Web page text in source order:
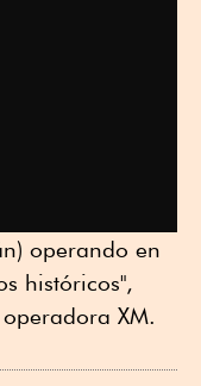
operando en
históricos",
XM.